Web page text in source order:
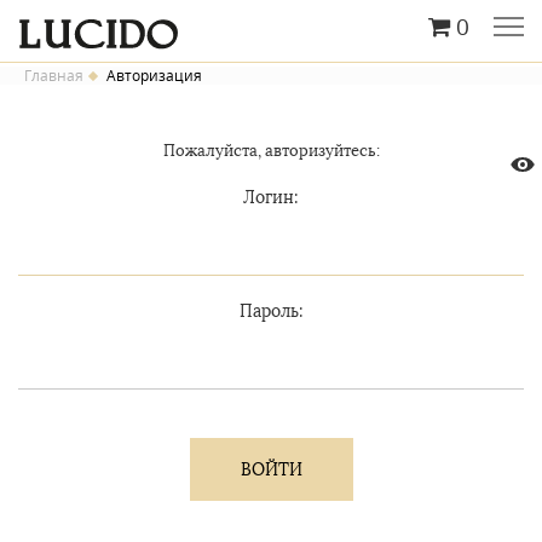
0
Главная Авторизация
Пожалуйста, авторизуйтесь:
Логин:
Пароль: